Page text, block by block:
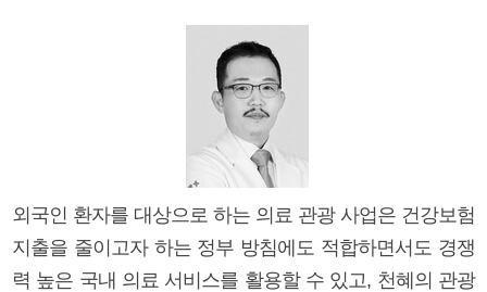
외국인 환자를 대상으로 하는 의료 관광 사업은 건강보험
지출을 줄이고자 하는 정부 방침에도 적합하면서도 경쟁
력 높은 국내 의료 서비스를 활용할 수 있고, 천혜의 관광